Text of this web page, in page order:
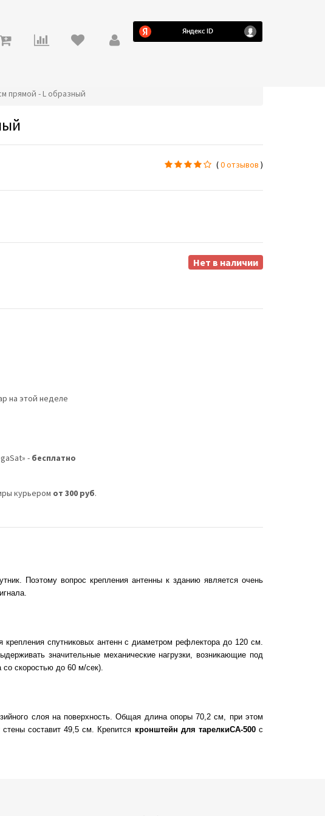
прямой - L образный
(0 отзывов )
Нет в наличии
на этой неделе
- бесплатно
курьером от 300 руб.
Поэтому вопрос крепления антенны к зданию является очень
спутниковых антенн с диаметром рефлектора до 120 см.
значительные механические нагрузки, возникающие под
скоростью до 60 м/сек).
слоя на поверхность. Общая длина опоры 70,2 см, при этом
составит 49,5 см. Крепится кронштейн для тарелкиСА-500с